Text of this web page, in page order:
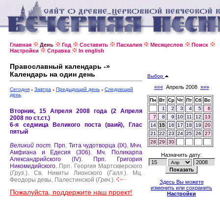
Главная День Год Составить Пасхалия Месяцеслов
Поиск
Настройки
Справка In english
Православный календарь -»
Календарь на один день
Сегодня Завтра Предыдущий день
Следующий
день
Вторник, 15 Апреля 2008 года (2 Апреля
2008 по ст.ст.)
6-я седмица Великого поста (ваий), Глас
пятый
Великий пост. Прп. Тита чудотворца (IX). Мчч.
Амфиана и Едесия (306).
Мч. Поликарпа
Александрийского (IV).
Прп. Григория
Никомидийского. Прп. Георгия Мартскверского
(Груз.). Св. Никиты Лионского (Галл.).
Мц.
Феодоры девы, Палестинской (Греч.).
Пожалуйста, поддержите наш проект!
Выбор
«««Апрель 2008 »»»
Пн Вт Ср Чт Пт Сб Вс
1
2 3 4 5
6
7
8 9 10 11 12
13
14 15 16 17 18 19
20
21
22 23 24 25 26
27
28
29 30
Назначить дату:
Здесь Вы можете
изменить или сохранить
Настройки